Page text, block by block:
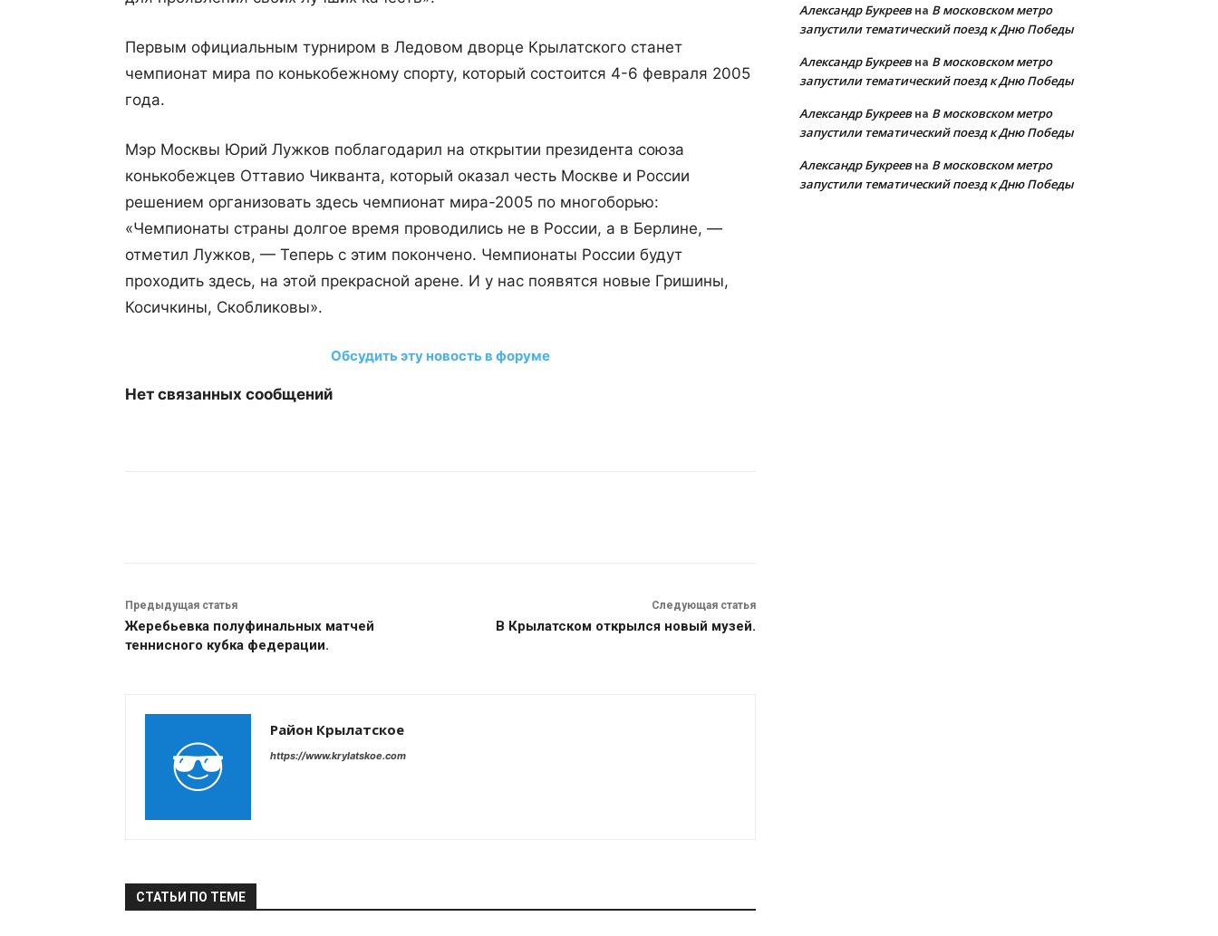
Первым официальным турниром в Ледовом дворце Крылатского станет
чемпионат мира по конькобежному спорту, который состоится 4-6 февраля 2005
года.
Мэр Москвы Юрий Лужков поблагодарил на открытии президента союза
конькобежцев Оттавио Чикванта, который оказал честь Москве и России
решением организовать здесь чемпионат мира-2005 по многоборью:
«Чемпионаты страны долгое время проводились не в России, а в Берлине, —
отметил Лужков, — Теперь с этим покончено. Чемпионаты России будут
проходить здесь, на этой прекрасной арене. И у нас появятся новые Гришины,
Косичкины, Скобликовы».
Обсудить эту новость в форуме
Нет связанных сообщений
Предыдущая статья
Жеребьевка полуфинальных матчей
теннисного кубка федерации.
Следующая статья
В Крылатском открылся новый музей.
Район Крылатское
https://www.krylatskoe.com
СТАТЬИ ПО ТЕМЕ
Александр Букреевна В московском метро
запустили тематический поезд к Дню Победы
Александр Букреевна В московском метро
запустили тематический поезд к Дню Победы
Александр Букреевна В московском метро
запустили тематический поезд к Дню Победы
Александр Букреевна В московском метро
запустили тематический поезд к Дню Победы